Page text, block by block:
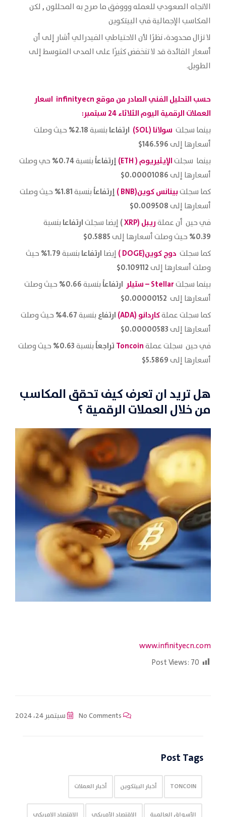
الاتجاه الصعودي للعمله وووفق ما صرح به المحللون, لكن
المكاسب الإجمالية في البيتكوين
لا تزال محدودة، نظرًا لأن الاحتياطي الفيدرالي أشار إلى أن
أسعار الفائدة قد لا تنخفض كثيرًا على المدى المتوسط إلى
الطويل.
حسب التحليل الفني الصادر من موقع infinityecn اسعار
العملات الرقمية اليوم الثلاثاء 24 سبتمبر:
بينما سجلت سولانا (SOL) ارتفاعا بنسبة2.18%
حيث وصلت
أسعارها إلى146.596$
بينما سجلتالإيثيريوم( ETH) إرتفاعاً بنسبة0.74%
حي وصلت
أسعارها إلى0.00001086$
كما سجلتبينانس كوين(BNB ) إرتفاعاً بنسبة1.81%
حيث وصلت
أسعارها إلى0.009508$
في حين أن عملةريبل (XRP
) إيضا سجلتارتفاعا بنسبة
0.39% حيث وصلت أسعارها إلى0.5885$
كما سجلت دوج كوين(DOGE ) إيضا ارتفاعا بنسبة1.79%
حيث
وصلت أسعارها إلى0.109112$
بينما سجلتStellar – ستيلر ارتفاعاً بنسبة0.66%
حيث وصلت
أسعارها إلى
كما سجلت عملةكاردانو (ADA) ارتفاع بنسبة4.67%
حيث وصلت
أسعارها إلى
في حين سجلت عملةToncoin تراجعاً بنسبة0.63%
حيث وصلت
أسعارها إلى
هل تريد ان تعرف كيف تحقق المكاسب
من خلال العملات الرقمية ؟
www.infinityecn.com
Post Views: 70
سبتمبر 24، 2024
Post Tags
TONCOIN أخبار البيتكوين أخبار العملات
الأسواق العالمية الإقتصاد الأمريكي الاقتصاد الامريكي